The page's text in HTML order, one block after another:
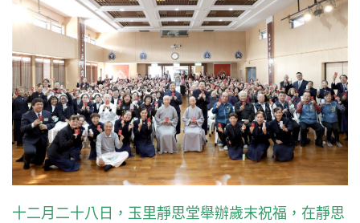
十二月二十八日，玉里靜思堂舉辦歲末祝福，在靜思